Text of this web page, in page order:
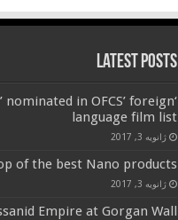
Latest Posts
nominated in OFCS’ foreign
language film list
ژانویه 3, 2017
of the best Nano products
ژانویه 3, 2017
Empire at Gorgan Wall